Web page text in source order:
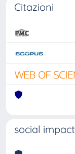
Citazioni
social impact